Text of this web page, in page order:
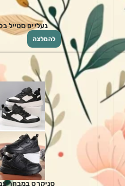
נעליים סטייל
להמלצה
סניקרס במבחר